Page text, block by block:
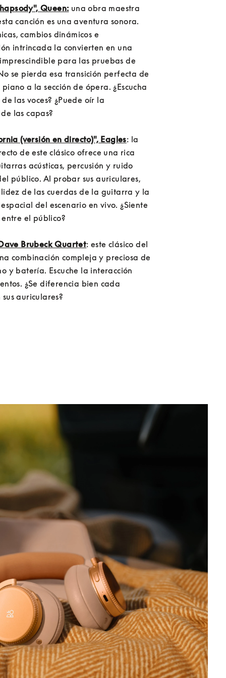
Queen: una obra maestra
canción es una aventura sonora.
cambios dinámicos e
intrincada la convierten en una
para las pruebas de
se pierda esa transición perfecta de
a la sección de ópera. ¿Escucha
las voces? ¿Puede oír la
las capas?
(versión en directo)", Eagles: la
de este clásico ofrece una rica
acústicas, percusión y ruido
público. Al probar sus auriculares,
de las cuerdas de la guitarra y la
del escenario en vivo. ¿Siente
el público?
Brubeck Quartet: este clásico del
combinación compleja y preciosa de
y batería. Escuche la interacción
¿Se diferencia bien cada
auriculares?